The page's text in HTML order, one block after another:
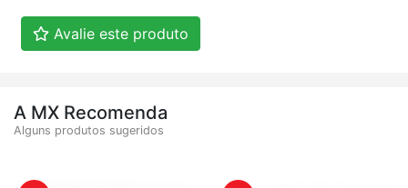
Avalie este produto
A MX Recomenda
Alguns produtos sugeridos